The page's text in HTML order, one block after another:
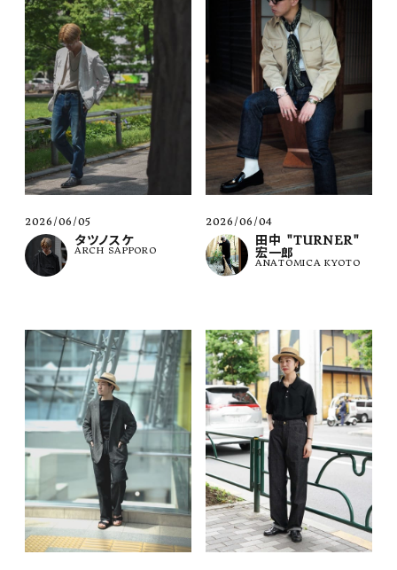
2026/06/05
タツノスケ
ARCH SAPPORO
2026/06/04
田中 "TURNER"
宏一郎
ANATOMICA KYOTO